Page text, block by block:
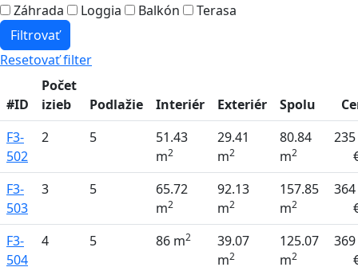
Záhrada Loggia Balkón
Terasa
Filtrovať
Resetovať filter
#ID
Počet
izieb
Podlažie Interiér Exteriér Spolu
F3-
502
2 5
51.43
m2
29.41
m2
80.84
m2
F3-
503
3 5
65.72
m2
92.13
m2
157.85
m2
F3-
504
4 5 86 m2
39.07
m2
125.07
m2